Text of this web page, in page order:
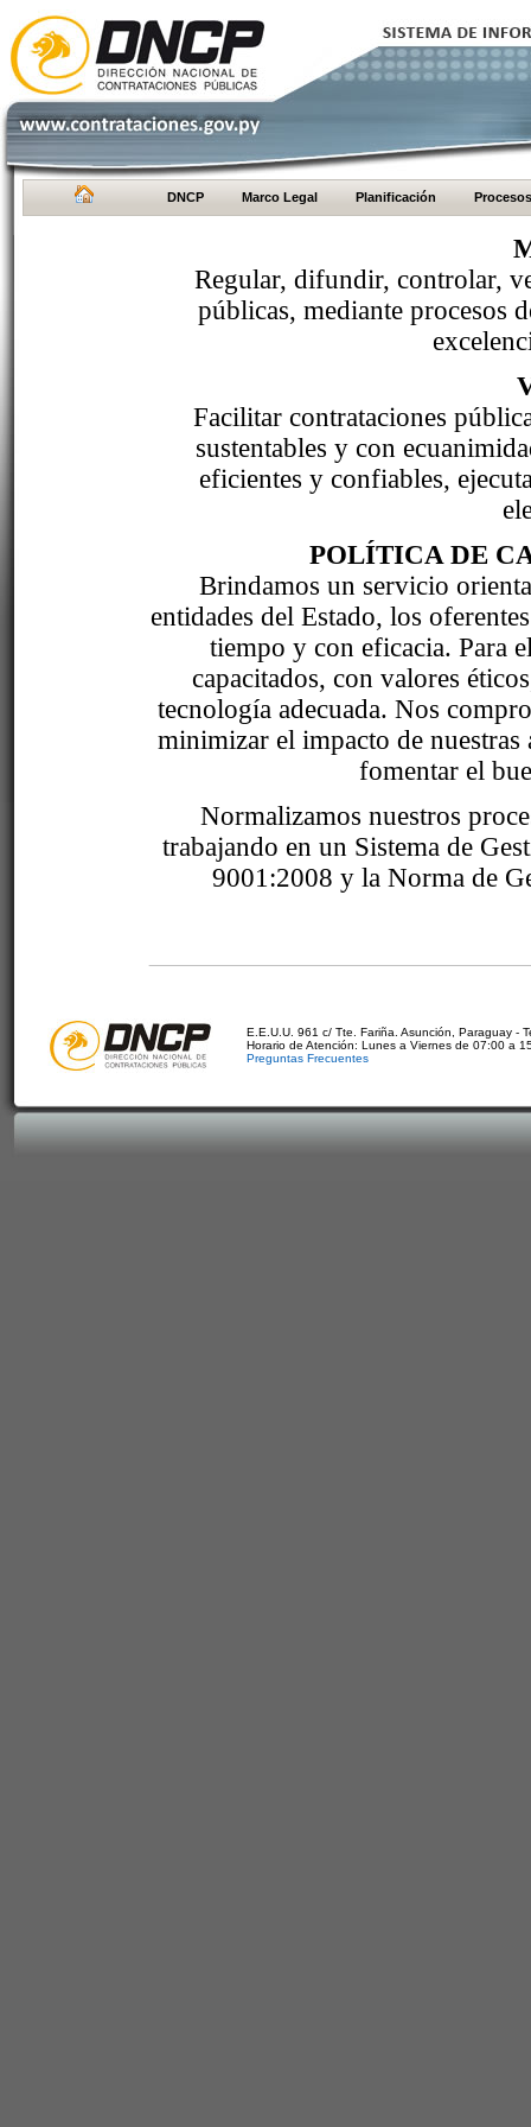
DNCP Marco Legal Planificación Procesos
Regular, difundir, controlar,
públicas, mediante procesos
Facilitar contrataciones
sustentables y con
eficientes y confiables,
POLÍTICA DE
Brindamos un servicio
entidades del Estado, los
tiempo y con eficacia. Para
capacitados, con valores
tecnología adecuada. Nos
minimizar el impacto de
fomentar el
Normalizamos nuestros
trabajando en un Sistema de
9001:2008 y la Norma de
E.E.U.U. 961 c/ Tte. Fariña. Asunción, Paraguay -
Horario de Atención: Lunes a Viernes de 07:00 a
Preguntas Frecuentes